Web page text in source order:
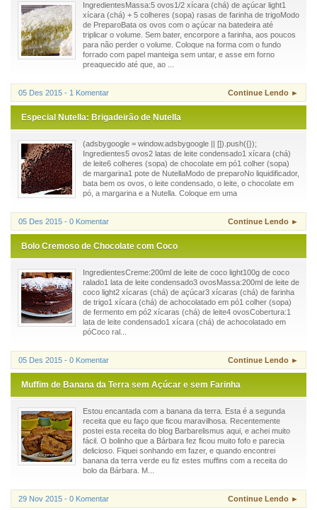
IngredientesMassa:5 ovos1/2 xícara (chá) de açúcar light1
xícara (chá) + 5 colheres (sopa) rasas de farinha de trigoModo
de PreparoBata os ovos com o açúcar na batedeira até
triplicar o volume. Sem bater, encorpore a farinha, aos poucos
para não perder o volume. Coloque na forma com o fundo
forrado com papel manteiga sem untar, e asse em forno
preaquecido até que, ao ...
05 Des 2015 - 1 Komentar Continue Lendo ►
Especial Nutella: Brigadeirão de Nutella
(adsbygoogle = window.adsbygoogle || []).push({});
Ingredientes5 ovos2 latas de leite condensado1 xícara (chá)
de leite6 colheres (sopa) de chocolate em pó1 colher (sopa)
de margarina1 pote de NutellaModo de preparoNo liquidificador,
bata bem os ovos, o leite condensado, o leite, o chocolate em
pó, a margarina e a Nutella. Coloque em uma
05 Des 2015 - 0 Komentar Continue Lendo ►
Bolo Cremoso de Chocolate com Coco
IngredientesCreme:200ml de leite de coco light100g de coco
ralado1 lata de leite condensado3 ovosMassa:200ml de leite de
coco light2 xícaras (chá) de açúcar3 xícaras (chá) de farinha
de trigo1 xícara (chá) de achocolatado em pó1 colher (sopa)
de fermento em pó2 xícaras (chá) de leite4 ovosCobertura:1
lata de leite condensado1 xícara (chá) de achocolatado em
póCoco ral...
05 Des 2015 - 0 Komentar Continue Lendo ►
Muffim de Banana da Terra sem Açúcar e sem Farinha
Estou encantada com a banana da terra. Esta é a segunda
receita que eu faço que ficou maravilhosa. Recentemente
postei esta receita do blog Barbarelismus aqui, e achei muito
fácil. O bolinho que a Bárbara fez ficou muito fofo e parecia
delicioso. Fiquei sonhando em fazer, e quando encontrei
banana da terra verde eu fiz estes muffins com a receita do
bolo da Bárbara. M...
29 Nov 2015 - 0 Komentar Continue Lendo ►